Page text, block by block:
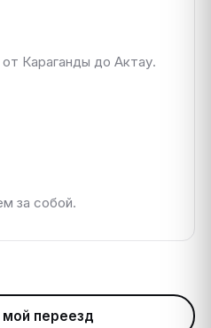
Караганды до Актау.
за собой.
переезд